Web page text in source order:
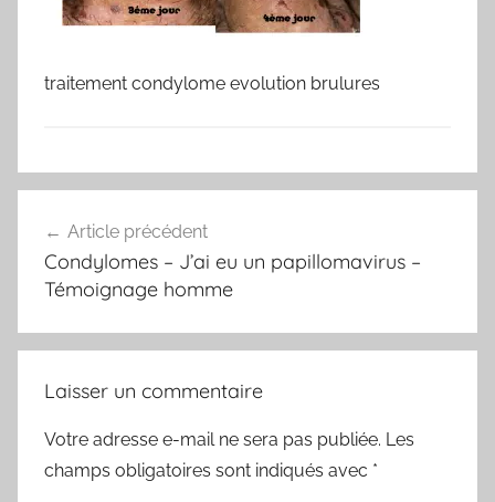
traitement condylome evolution brulures
de
l’article
Article précédent
Condylomes – J’ai eu un papillomavirus –
Témoignage homme
Laisser un commentaire
Votre adresse e-mail ne sera pas publiée. Les
champs obligatoires sont indiqués avec *